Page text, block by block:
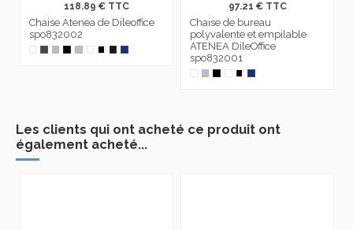
118.89 € TTC
Chaise Atenea de Dileoffice
spo832002
97.21 € TTC
Chaise de bureau
polyvalente et empilable
ATENEA DileOffice
spo832001
Les clients qui ont acheté ce produit ont
également acheté...